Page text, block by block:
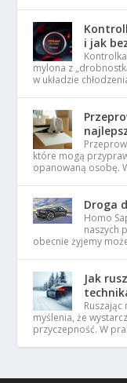
i jak
mylona z
w układzie
które mogą
opanowaną osobę.
Droga
Homo
naszych
obecnie żyjemy
Jak
Ruszając
myślenia, że
przyczepność. W